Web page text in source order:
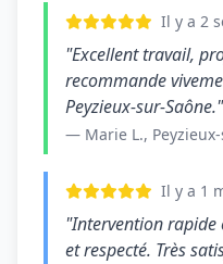
Il y a 2
"Excellent travail,
recommande
Peyzieux-sur-Saône."
— Marie L.,
Il y a 1
"Intervention rapide
et respecté. Très